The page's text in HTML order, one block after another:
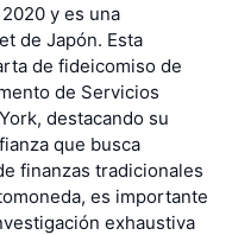
y es una
de Japón. Esta
de fideicomiso de
de Servicios
destacando su
que busca
finanzas tradicionales
es importante
exhaustiva